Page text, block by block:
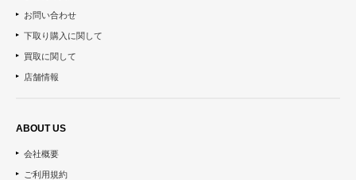
お問い合わせ
下取り購入に関して
買取に関して
店舗情報
ABOUT US
会社概要
ご利用規約